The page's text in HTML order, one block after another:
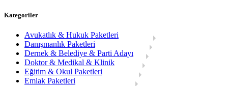
Kategoriler
Avukatlık & Hukuk Paketleri
Danışmanlık Paketleri
Dernek & Belediye & Parti Adayı
Doktor & Medikal & Klinik
Eğitim & Okul Paketleri
Emlak Paketleri